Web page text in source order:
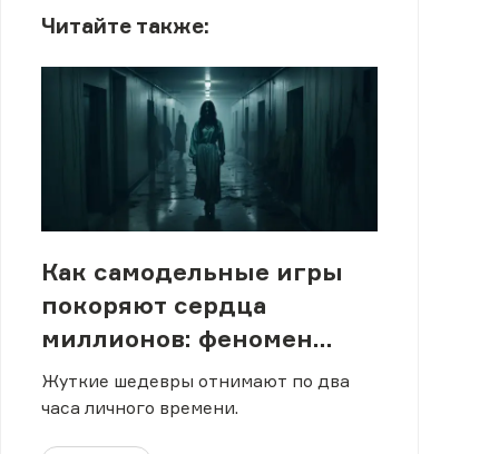
Читайте также:
Как самодельные игры
покоряют сердца
миллионов: феномен
инди-хорроров
Жуткие шедевры отнимают по два
часа личного времени.